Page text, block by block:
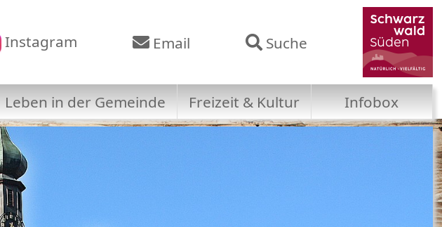
Instagram Email Suche
Leben in der Gemeinde Freizeit & Kultur Infobox